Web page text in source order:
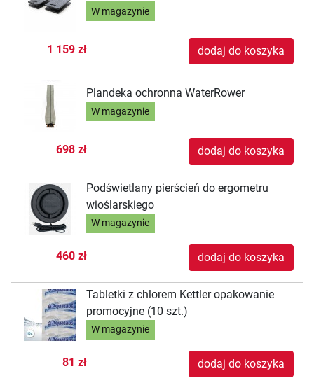
W magazynie
1 159 zł dodaj do koszyka
Plandeka ochronna WaterRower
W magazynie
698 zł dodaj do koszyka
Podświetlany pierścień do ergometru
wioślarskiego
W magazynie
460 zł dodaj do koszyka
Tabletki z chlorem Kettler opakowanie
promocyjne (10 szt.)
W magazynie
81 zł dodaj do koszyka